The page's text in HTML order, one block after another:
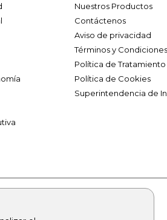
Nuestros Productos
Contáctenos
Aviso de privacidad
Términos y Condiciones
Política de
Política de Cookies
Superintendencia de
bolsaencolombia.com